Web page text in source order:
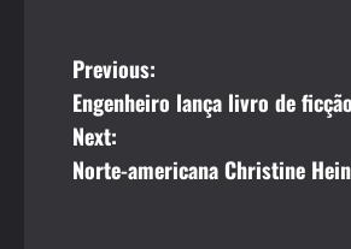
P
o
s
Previous:
Engenheiro lança livro de
Next:
Norte-americana Christine